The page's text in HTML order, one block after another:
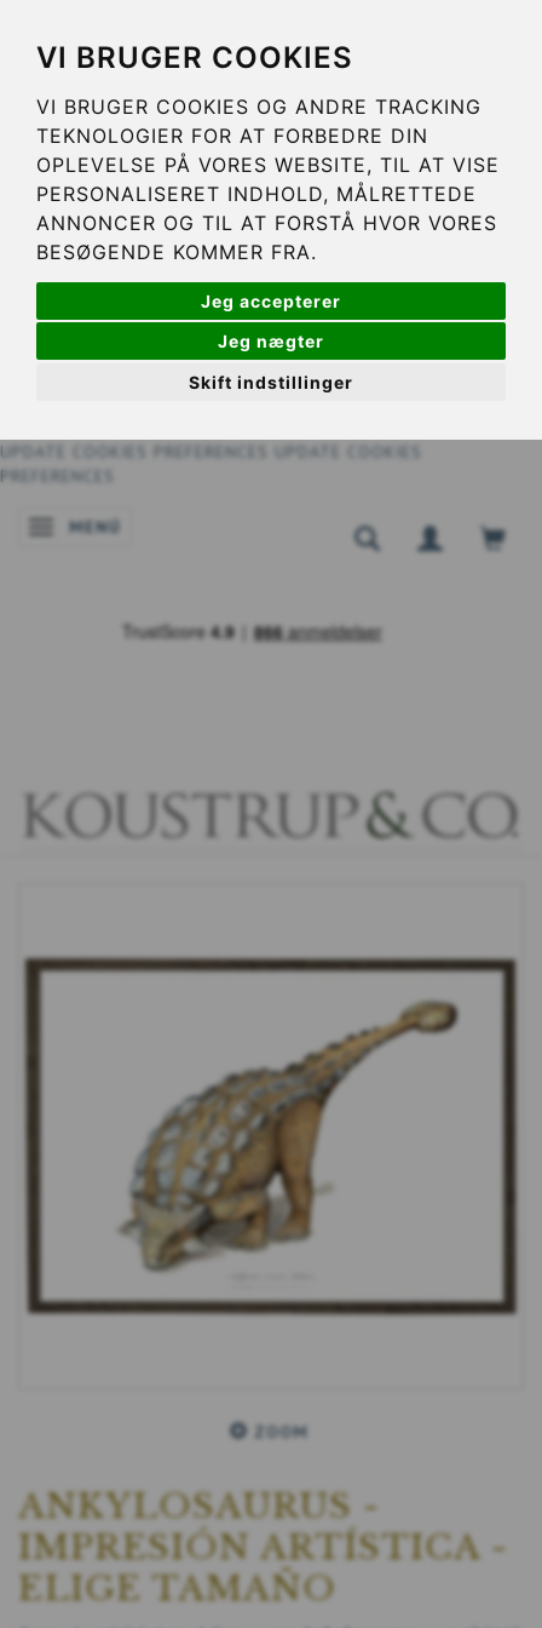
VI BRUGER COOKIES
VI BRUGER COOKIES OG ANDRE TRACKING
TEKNOLOGIER FOR AT FORBEDRE DIN
OPLEVELSE PÅ VORES WEBSITE, TIL AT VISE
PERSONALISERET INDHOLD, MÅLRETTEDE
ANNONCER OG TIL AT FORSTÅ HVOR VORES
BESØGENDE KOMMER FRA.
Jeg accepterer
Jeg nægter
Skift indstillinger
UPDATE COOKIES PREFERENCES
UPDATE COOKIES
PREFERENCES
NAVEGACIÓN DE PALANCA
MENÚ
ZOOM
ANKYLOSAURUS -
IMPRESIÓN ARTÍSTICA -
ELIGE TAMAÑO